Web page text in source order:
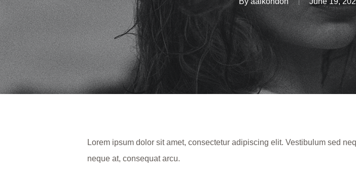
Lorem ipsum dolor sit amet, consectetur adipiscing elit. Vestibulum sed
neque at, consequat arcu.